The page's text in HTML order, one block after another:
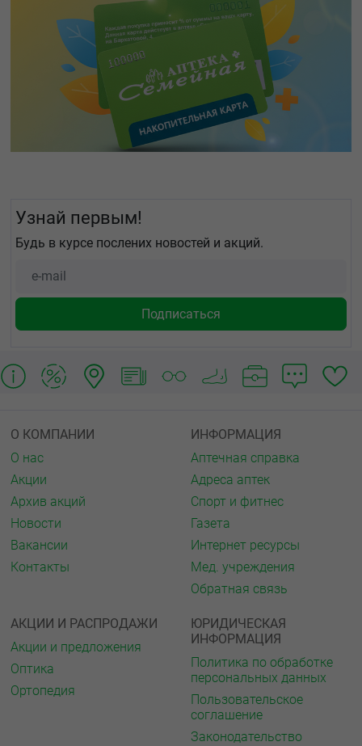
Узнай первым!
Будь в курсе послених новостей и акций.
О КОМПАНИИ
О нас
Акции
Архив акций
Новости
Вакансии
Контакты
ИНФОРМАЦИЯ
Аптечная справка
Адреса аптек
Спорт и фитнес
Газета
Интернет ресурсы
Мед. учреждения
Обратная связь
АКЦИИ И РАСПРОДАЖИ
Акции и предложения
Оптика
Ортопедия
ЮРИДИЧЕСКАЯ
ИНФОРМАЦИЯ
Политика по обработке
персональных данных
Пользовательское
соглашение
Законодательство